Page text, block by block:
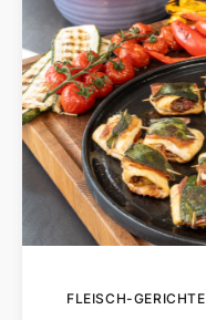
FLEISCH-GERICHTE